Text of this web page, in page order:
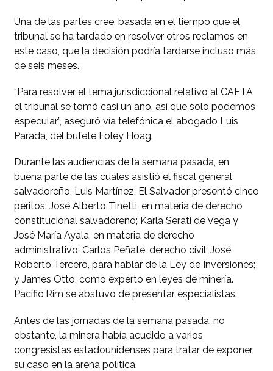
Una de las partes cree, basada en el tiempo que el
tribunal se ha tardado en resolver otros reclamos en
este caso, que la decisión podría tardarse incluso más
de seis meses.
“Para resolver el tema jurisdiccional relativo al CAFTA
el tribunal se tomó casi un año, así que solo podemos
especular”, aseguró vía telefónica el abogado Luis
Parada, del bufete Foley Hoag.
Durante las audiencias de la semana pasada, en
buena parte de las cuales asistió el fiscal general
salvadoreño, Luis Martínez, El Salvador presentó cinco
peritos: José Alberto Tinetti, en materia de derecho
constitucional salvadoreño; Karla Serati de Vega y
José María Ayala, en materia de derecho
administrativo; Carlos Peñate, derecho civil; José
Roberto Tercero, para hablar de la Ley de Inversiones;
y James Otto, como experto en leyes de minería.
Pacific Rim se abstuvo de presentar especialistas.
Antes de las jornadas de la semana pasada, no
obstante, la minera había acudido a varios
congresistas estadounidenses para tratar de exponer
su caso en la arena política.